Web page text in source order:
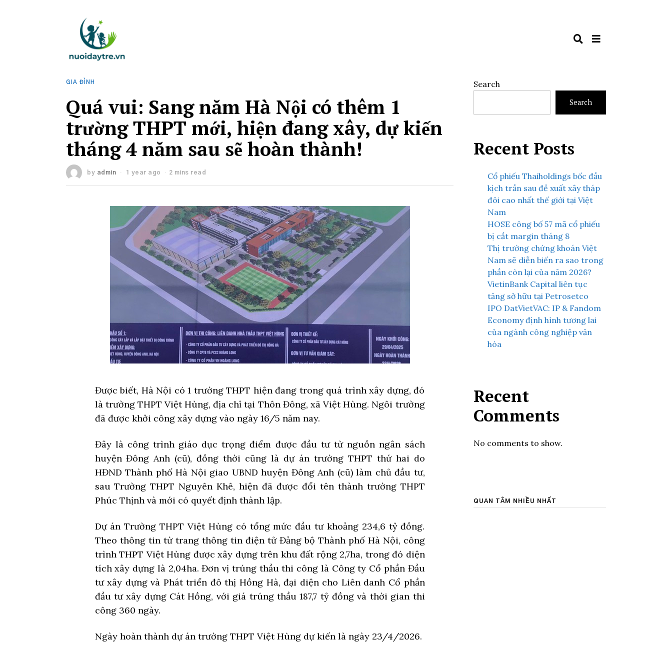
GIA ĐÌNH
Quá vui: Sang năm Hà Nội có thêm 1
trường THPT mới, hiện đang xây, dự kiến
tháng 4 năm sau sẽ hoàn thành!
by admin 1 year ago 2 mins read
Được biết, Hà Nội có 1 trường THPT hiện đang trong quá trình xây dựng, đó
là trường THPT Việt Hùng, địa chỉ tại Thôn Đông, xã Việt Hùng. Ngôi trường
đã được khởi công xây dựng vào ngày 16/5 năm nay.
Đây là công trình giáo dục trọng điểm được đầu tư từ nguồn ngân sách
huyện Đông Anh (cũ), đồng thời cũng là dự án trường THPT thứ hai do
HĐND Thành phố Hà Nội giao UBND huyện Đông Anh (cũ) làm chủ đầu tư,
sau Trường THPT Nguyên Khê, hiện đã được đổi tên thành trường THPT
Phúc Thịnh và mới có quyết định thành lập.
Dự án Trường THPT Việt Hùng có tổng mức đầu tư khoảng 234,6 tỷ đồng.
Theo thông tin từ trang thông tin điện tử Đảng bộ Thành phố Hà Nội, công
trình THPT Việt Hùng được xây dựng trên khu đất rộng 2,7ha, trong đó diện
tích xây dựng là 2,04ha. Đơn vị trúng thầu thi công là Công ty Cổ phần Đầu
tư xây dựng và Phát triển đô thị Hồng Hà, đại diện cho Liên danh Cổ phần
đầu tư xây dựng Cát Hồng, với giá trúng thầu 187,7 tỷ đồng và thời gian thi
công 360 ngày.
Ngày hoàn thành dự án trường THPT Việt Hùng dự kiến là ngày 23/4/2026.
Search
Search
Recent Posts
Cổ phiếu Thaiholdings bốc đầu
kịch trần sau đề xuất xây tháp
đôi cao nhất thế giới tại Việt
Nam
HOSE công bố 57 mã cổ phiếu
bị cắt margin tháng 8
Thị trường chứng khoán Việt
Nam sẽ diễn biến ra sao trong
phần còn lại của năm 2026?
VietinBank Capital liên tục
tăng sở hữu tại Petrosetco
IPO DatVietVAC: IP & Fandom
Economy định hình tương lai
của ngành công nghiệp văn
hóa
Recent
Comments
No comments to show.
QUAN TÂM NHIỀU NHẤT